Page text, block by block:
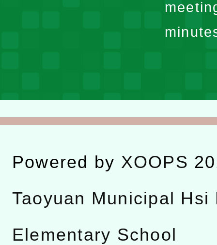
Powered by XOOPS
Taoyuan Municipal Hsi
Elementary School